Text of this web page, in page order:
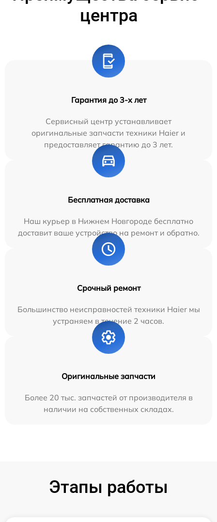
центра
Гарантия до 3-х лет
Сервисный центр устанавливает
оригинальные запчасти техники Haier и
предоставляет гарантию до 3 лет.
Бесплатная доставка
Наш курьер в Нижнем Новгороде бесплатно
доставит ваше устройство на ремонт и обратно.
Срочный ремонт
Большинство неисправностей техники Haier мы
устраняем в течение 2 часов.
Оригинальные запчасти
Более 20 тыс. запчастей от производителя в
наличии на собственных складах.
Этапы работы